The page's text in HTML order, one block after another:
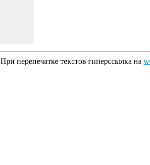
При перепечатке текстов гиперссылка на